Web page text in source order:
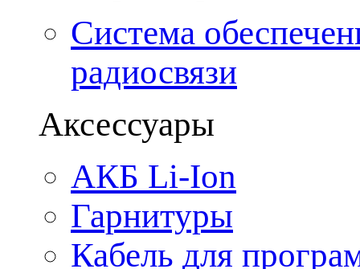
Система
радиосвязи
Аксессуары
АКБ Li-Ion
Гарнитуры
Кабель для